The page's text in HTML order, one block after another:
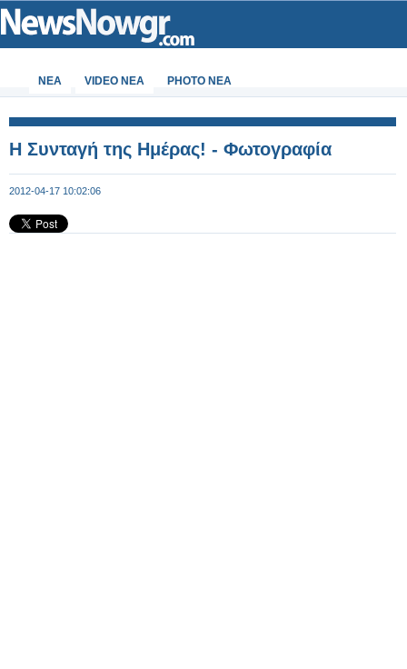
ΝΕΑ VIDEO NEA PHOTO NEA
Η Συνταγή της Ημέρας! - Φωτογραφία
2012-04-17 10:02:06